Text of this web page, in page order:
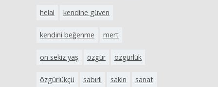
helal kendine güven
kendini beğenme mert
on sekiz yaş özgür özgürlük
özgürlükçü sabırlı sakin sanat